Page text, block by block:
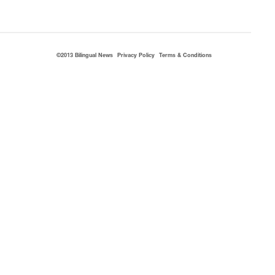
©2013 Bilingual News Privacy Policy Terms & Conditions